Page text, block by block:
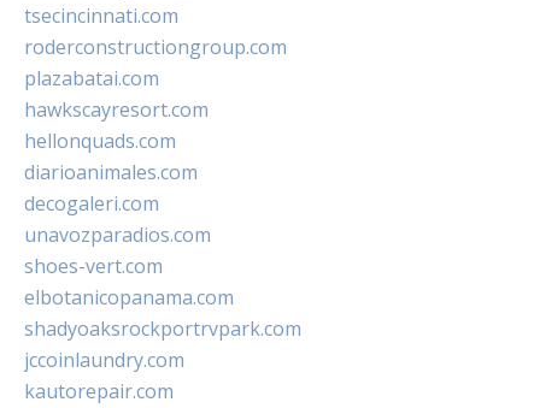
tsecincinnati.com
roderconstructiongroup.com
plazabatai.com
hawkscayresort.com
hellonquads.com
diarioanimales.com
decogaleri.com
unavozparadios.com
shoes-vert.com
elbotanicopanama.com
shadyoaksrockportrvpark.com
jccoinlaundry.com
kautorepair.com